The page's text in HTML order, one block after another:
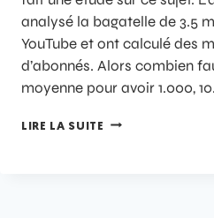
analysé la bagatelle de 3.5
YouTube et ont calculé des
d’abonnés. Alors combien
moyenne pour avoir 1.000,
LIRE LA SUITE